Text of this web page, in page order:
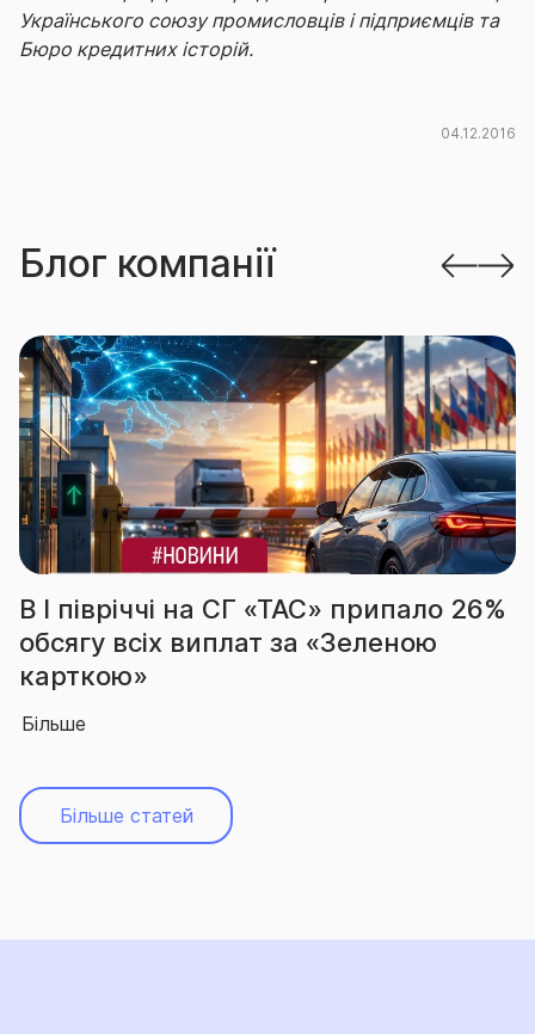
Українського союзу промисловців і підприємців та
Бюро кредитних історій.
04.12.2016
Блог компанії
«ТАС» припало 26%
за «Зеленою
За підсумками І
вчергове
Більше статей